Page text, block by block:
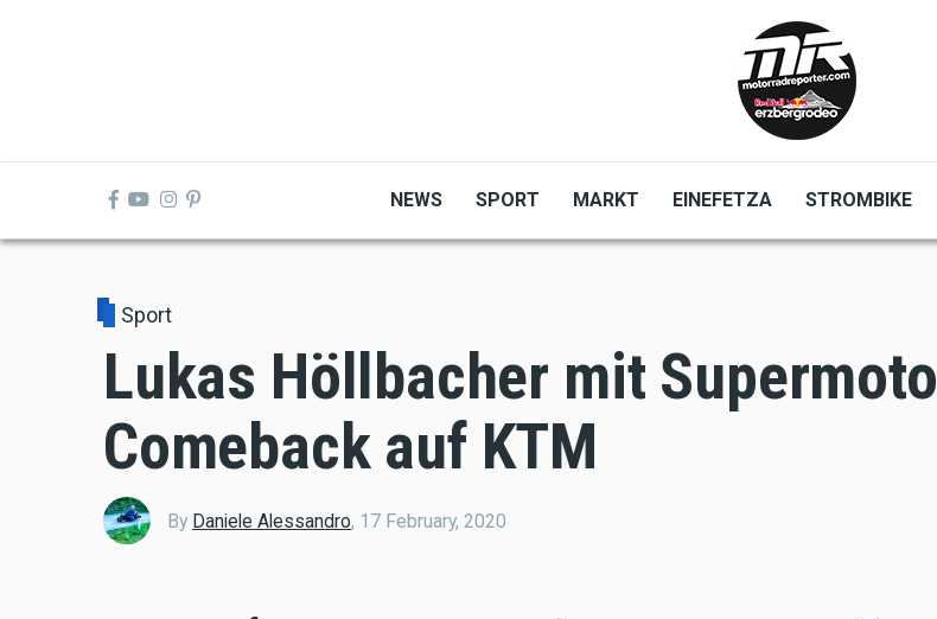
NEWS SPORT MARKT EINEFETZA STROMBIKE
Sport
Lukas Höllbacher mit Supermoto
Comeback auf KTM
By Daniele Alessandro, 17 February, 2020